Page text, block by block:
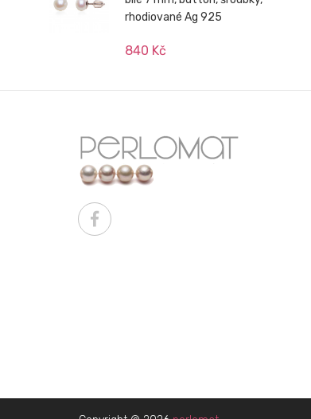
rhodiované Ag 925
840 Kč